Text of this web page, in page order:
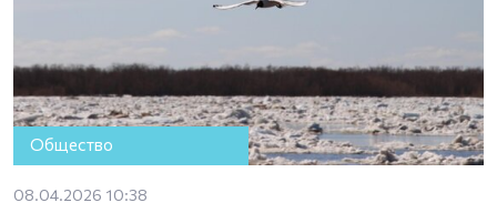
Общество
08.04.2026 10:38